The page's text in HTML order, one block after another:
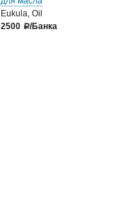
Eukula, Oil
2500
a/Банка